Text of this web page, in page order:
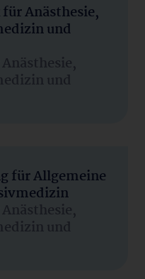
Anästhesie,
und
und
für Allgemeine
und